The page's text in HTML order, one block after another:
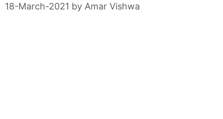
18-March-2021 by Amar Vishwa